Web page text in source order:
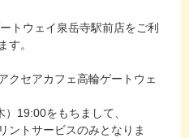
トウェイ泉岳寺駅前店をご利
す。
クセアカフェ高輪ゲートウェ
19:00をもちまして、
ントサービスのみとなりま